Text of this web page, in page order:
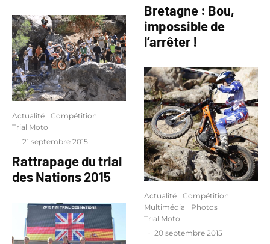
Actualité
Compétition
Trial Moto
· 21 septembre 2015
Rattrapage du trial
des Nations 2015
Bretagne : Bou,
impossible de
l’arrêter !
Actualité
Compétition
Multimédia
Photos
Trial Moto
· 20 septembre 2015